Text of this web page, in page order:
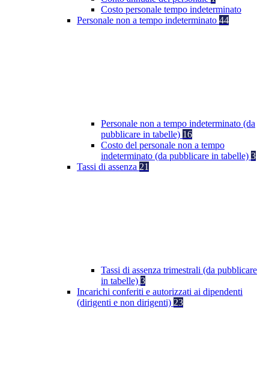
Costo personale tempo indeterminato
Personale non a tempo indeterminato 44
Personale non a tempo indeterminato (da
pubblicare in tabelle) 16
Costo del personale non a tempo
indeterminato (da pubblicare in tabelle) 3
Tassi di assenza 21
Tassi di assenza trimestrali (da pubblicare
in tabelle) 3
Incarichi conferiti e autorizzati ai dipendenti
(dirigenti e non dirigenti) 23